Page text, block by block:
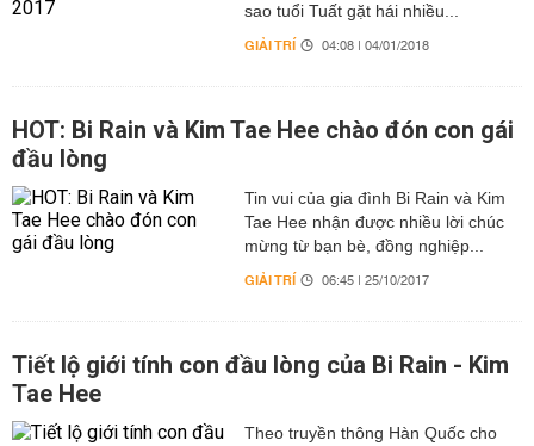
sao tuổi Tuất gặt hái nhiều...
GIẢI TRÍ 04:08 | 04/01/2018
HOT: Bi Rain và Kim Tae Hee chào đón con gái
đầu lòng
Tin vui của gia đình Bi Rain và Kim
Tae Hee nhận được nhiều lời chúc
mừng từ bạn bè, đồng nghiệp...
GIẢI TRÍ 06:45 | 25/10/2017
Tiết lộ giới tính con đầu lòng của Bi Rain - Kim
Tae Hee
Theo truyền thông Hàn Quốc cho